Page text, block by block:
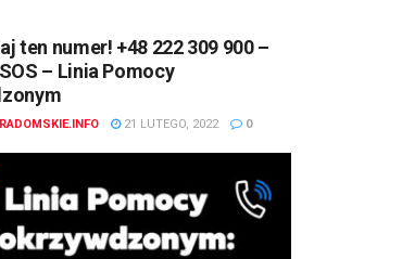
ten numer! +48 222 309 900 –
– Linia Pomocy
21 LUTEGO, 2022 0